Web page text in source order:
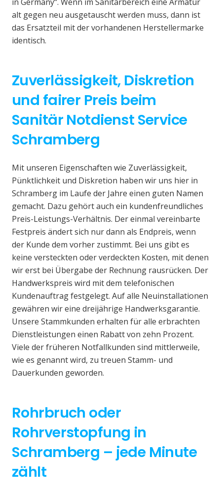
alt gegen neu ausgetauscht werden muss, dann ist
das Ersatzteil mit der vorhandenen Herstellermarke
identisch.
Zuverlässigkeit, Diskretion
und fairer Preis beim
Sanitär Notdienst Service
Schramberg
Mit unseren Eigenschaften wie Zuverlässigkeit,
Pünktlichkeit und Diskretion haben wir uns hier in
Schramberg im Laufe der Jahre einen guten Namen
gemacht. Dazu gehört auch ein kundenfreundliches
Preis-Leistungs-Verhältnis. Der einmal vereinbarte
Festpreis ändert sich nur dann als Endpreis, wenn
der Kunde dem vorher zustimmt. Bei uns gibt es
keine versteckten oder verdeckten Kosten, mit denen
wir erst bei Übergabe der Rechnung rausrücken. Der
Handwerkspreis wird mit dem telefonischen
Kundenauftrag festgelegt. Auf alle Neuinstallationen
gewähren wir eine dreijährige Handwerksgarantie.
Unsere Stammkunden erhalten für alle erbrachten
Dienstleistungen einen Rabatt von zehn Prozent.
Viele der früheren Notfallkunden sind mittlerweile,
wie es genannt wird, zu treuen Stamm- und
Dauerkunden geworden.
Rohrbruch oder
Rohrverstopfung in
Schramberg – jede Minute
zählt